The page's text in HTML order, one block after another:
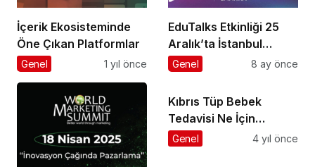
İçerik Ekosisteminde
Öne Çıkan Platformlar
Genel 1 yıl önce
EduTalks Etkinliği 25
Aralık’ta İstanbul
Medipol
Genel 8 ay önce
Kıbrıs Tüp Bebek
Tedavisi Ne İçin
Uygulanmaktadır?
Genel 4 yıl önce